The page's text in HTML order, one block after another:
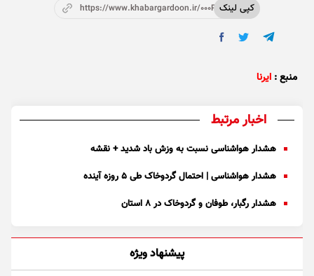
کپی لینکhttps://www.khabargardoon.ir/000P9A
منبع : ایرنا
اخبار مرتبط
هشدار هواشناسی نسبت به وزش باد شدید + نقشه
هشدار هواشناسی | احتمال گردوخاک طی ۵ روزه آینده
هشدار رگبار، طوفان و گردوخاک در ۸ استان
پیشنهاد ویژه